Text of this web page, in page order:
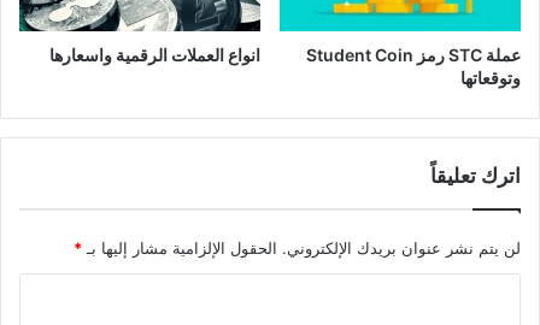
عملة STC رمز Student Coin
وتوقعاتها
انواع العملات الرقمية واسعارها
اترك تعليقاً
لن يتم نشر عنوان بريدك الإلكتروني. الحقول الإلزامية مشار إليها بـ *